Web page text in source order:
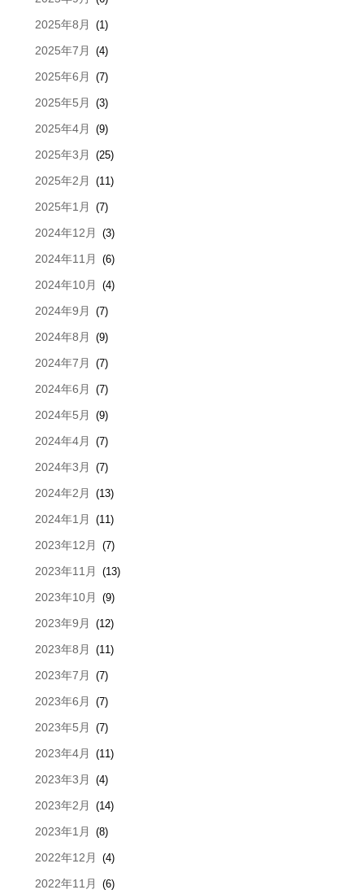
2025年8月 (1)
2025年7月 (4)
2025年6月 (7)
2025年5月 (3)
2025年4月 (9)
2025年3月 (25)
2025年2月 (11)
2025年1月 (7)
2024年12月 (3)
2024年11月 (6)
2024年10月 (4)
2024年9月 (7)
2024年8月 (9)
2024年7月 (7)
2024年6月 (7)
2024年5月 (9)
2024年4月 (7)
2024年3月 (7)
2024年2月 (13)
2024年1月 (11)
2023年12月 (7)
2023年11月 (13)
2023年10月 (9)
2023年9月 (12)
2023年8月 (11)
2023年7月 (7)
2023年6月 (7)
2023年5月 (7)
2023年4月 (11)
2023年3月 (4)
2023年2月 (14)
2023年1月 (8)
2022年12月 (4)
2022年11月 (6)